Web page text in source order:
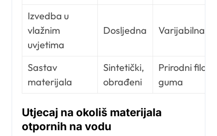
Izvedba u
vlažnim
uvjetima
Dosljedna Varijabilna
Sastav
materijala
Sintetički,
obrađeni
Prirodni filc,
guma
Utjecaj na okoliš materijala
otpornih na vodu